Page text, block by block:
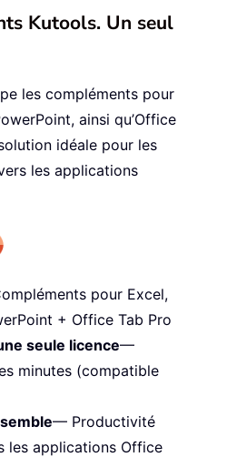
Kutools. Un seul
les compléments pour
ainsi qu’Office
idéale pour les
les applications
pour Excel,
+ Office Tab Pro
seule licence—
minutes (compatible
— Productivité
les applications Office